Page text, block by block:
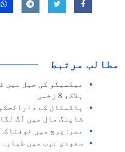
مطالب مرتبط
ہلاک، 8 زخمی
پاکستان کے
شاپنگ مال میں آگ
مصر: چرچ میں خوفناک آگ بھڑک
سعودی عرب میں طیارہ